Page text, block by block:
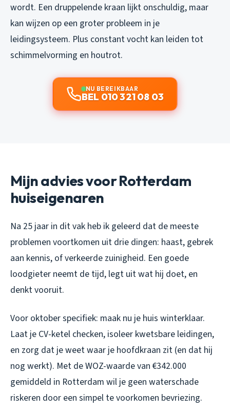
wordt. Een druppelende kraan lijkt onschuldig, maar
kan wijzen op een groter probleem in je
leidingsysteem. Plus constant vocht kan leiden tot
schimmelvorming en houtrot.
NU BEREIKBAAR
BEL 010 321 08 03
Mijn advies voor Rotterdam
huiseigenaren
Na 25 jaar in dit vak heb ik geleerd dat de meeste
problemen voortkomen uit drie dingen: haast, gebrek
aan kennis, of verkeerde zuinigheid. Een goede
loodgieter neemt de tijd, legt uit wat hij doet, en
denkt vooruit.
Voor oktober specifiek: maak nu je huis winterklaar.
Laat je CV-ketel checken, isoleer kwetsbare leidingen,
en zorg dat je weet waar je hoofdkraan zit (en dat hij
nog werkt). Met de WOZ-waarde van €342.000
gemiddeld in Rotterdam wil je geen waterschade
riskeren door een simpel te voorkomen bevriezing.